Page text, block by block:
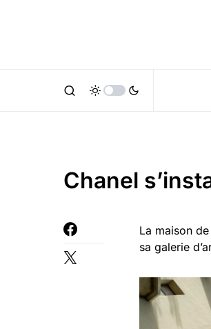
Chanel
La maison
sa galerie